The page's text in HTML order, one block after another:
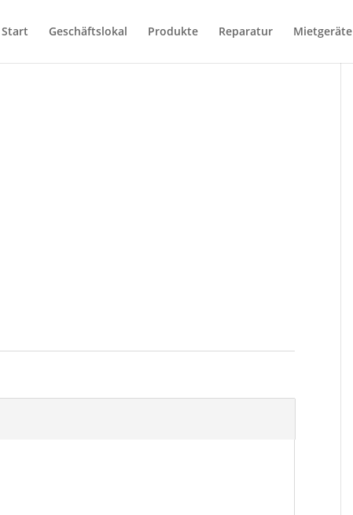
Start Geschäftslokal Produkte Reparatur Mietgeräte